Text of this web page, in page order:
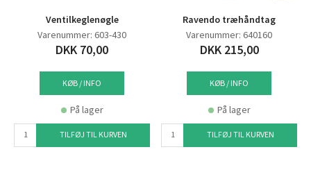
Ventilkeglenøgle
Varenummer: 603-430
DKK 70,00
KØB / INFO
På lager
TILFØJ TIL KURVEN
Ravendo træhåndtag
Varenummer: 640160
DKK 215,00
KØB / INFO
På lager
TILFØJ TIL KURVEN